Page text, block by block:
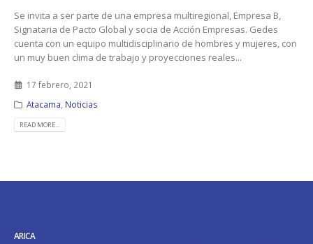
Se invita a ser parte de una empresa multiregional, Empresa B,
Signataria de Pacto Global y socia de Acción Empresas. Gedes
cuenta con un equipo multidisciplinario de hombres y mujeres, con
un muy buen clima de trabajo y proyecciones reales...
17 febrero, 2021
Atacama Noticias
READ MORE...
ARICA